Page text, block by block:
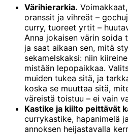
Värihierarkia.
oranssit ja vihreät –
curry, tuoreet yrtit –
Anna jokaisen värin soida
ja saat aikaan sen, mitä
sekamelskaksi: niin
mistään lepopaikkaa.
muiden tukea sitä, ja
koska se muuttaa sitä,
väreistä toistuu – ei vain
Kastike ja kiilto peittävät
currykastike, hapanimelä
annoksen heijastavalla